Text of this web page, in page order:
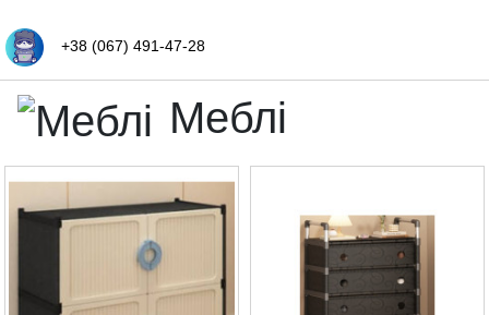
+38 (067) 491-47-28
Меблі